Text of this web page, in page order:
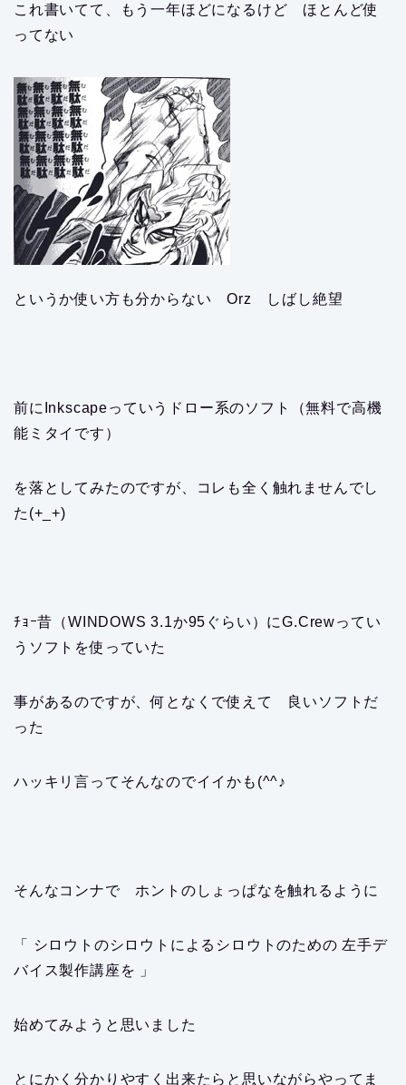
これ書いてて、もう一年ほどになるけど ほとんど使
ってない
というか使い方も分からない Orz しばし絶望
前にInkscapeっていうドロー系のソフト（無料で高機
能ミタイです）
を落としてみたのですが、コレも全く触れませんでし
た(+_+)
ﾁｮｰ昔（WINDOWS 3.1か95ぐらい）にG.Crewってい
うソフトを使っていた
事があるのですが、何となくで使えて 良いソフトだ
った
ハッキリ言ってそんなのでイイかも(^^♪
そんなコンナで ホントのしょっぱなを触れるように
「 シロウトのシロウトによるシロウトのための 左手デ
バイス製作講座を 」
始めてみようと思いました
とにかく分かりやすく出来たらと思いながらやってま